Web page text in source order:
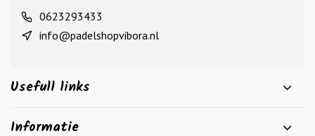
0623293433
info@padelshopvibora.nl
Usefull links
Informatie